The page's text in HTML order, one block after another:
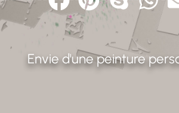
Envie d'une peinture